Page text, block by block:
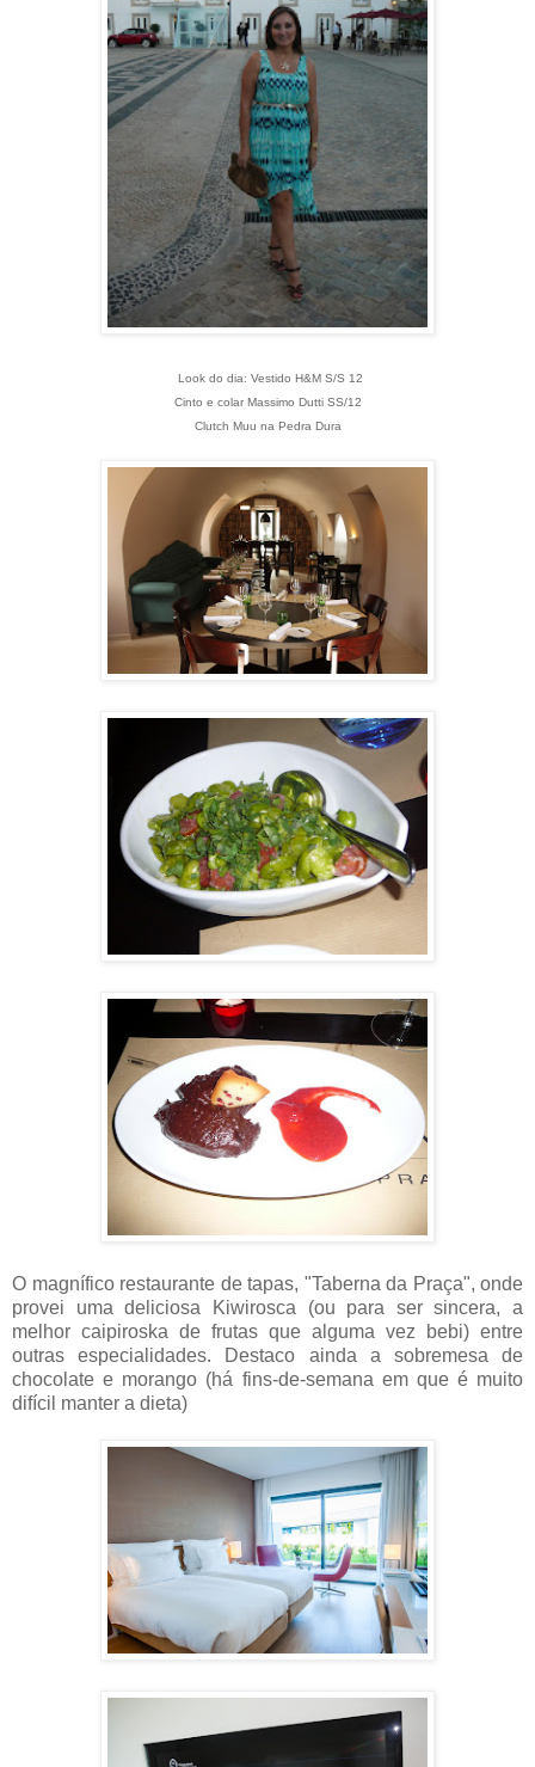
Look do dia: Vestido H&M S/S 12
Cinto e colar Massimo Dutti SS/12
Clutch Muu na Pedra Dura
O magnífico restaurante de tapas, "Taberna da Praça", onde
provei uma deliciosa Kiwirosca (ou para ser sincera, a
melhor caipiroska de frutas que alguma vez bebi) entre
outras especialidades. Destaco ainda a sobremesa de
chocolate e morango (há fins-de-semana em que é muito
difícil manter a dieta)